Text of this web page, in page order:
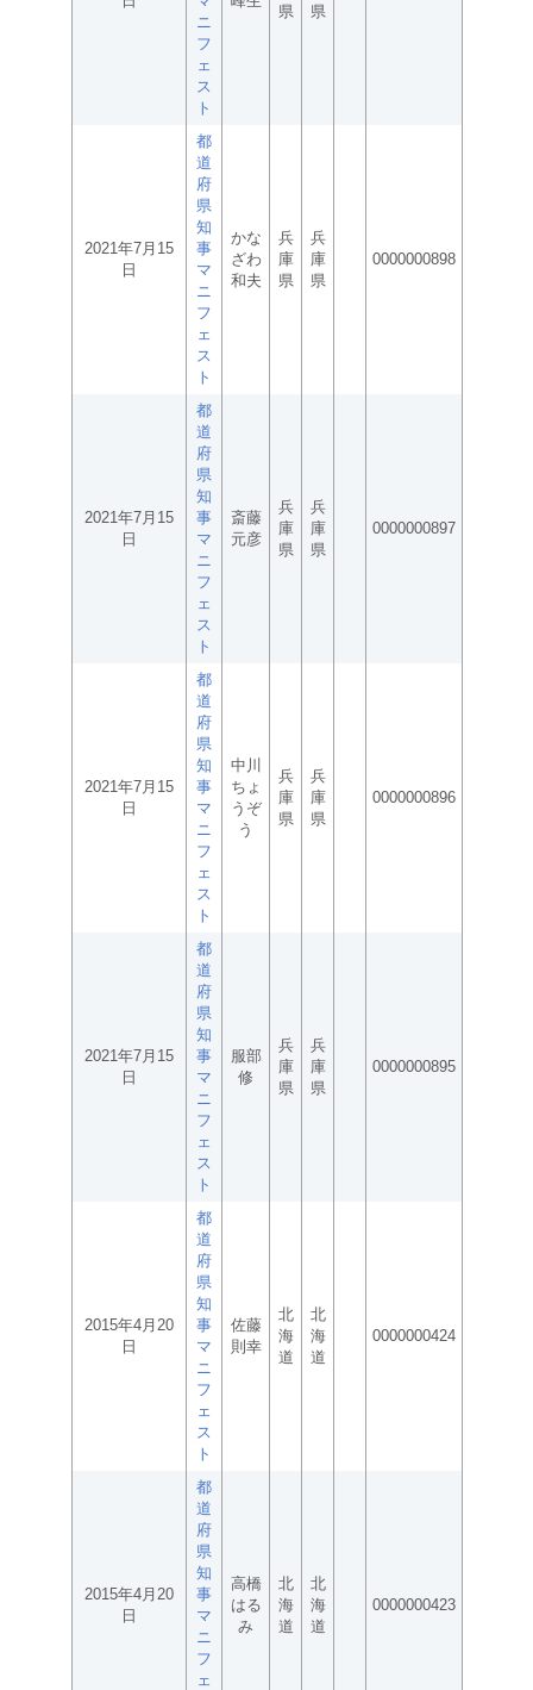
ニ
フ
ェ
ス
ト
県 県
2021年7月15
日
都
道
府
県
知
事
マ
ニ
フ
ェ
ス
ト
かな
ざわ
和夫
兵
庫
県
兵
庫
県
0000000898
2021年7月15
日
都
道
府
県
知
事
マ
ニ
フ
ェ
ス
ト
斎藤
元彦
兵
庫
県
兵
庫
県
0000000897
2021年7月15
日
都
道
府
県
知
事
マ
ニ
フ
ェ
ス
ト
中川
ちょ
うぞ
う
兵
庫
県
兵
庫
県
0000000896
2021年7月15
日
都
道
府
県
知
事
マ
ニ
フ
ェ
ス
ト
服部
修
兵
庫
県
兵
庫
県
0000000895
2015年4月20
日
都
道
府
県
知
事
マ
ニ
フ
ェ
ス
ト
佐藤
則幸
北
海
道
北
海
道
0000000424
2015年4月20
日
都
道
府
県
知
事
マ
ニ
フ
ェ
高橋
はる
み
北
海
道
北
海
道
0000000423